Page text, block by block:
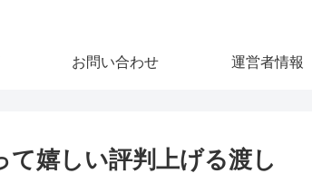
お問い合わせ 運営者情報
嬉しい評判上げる渡し